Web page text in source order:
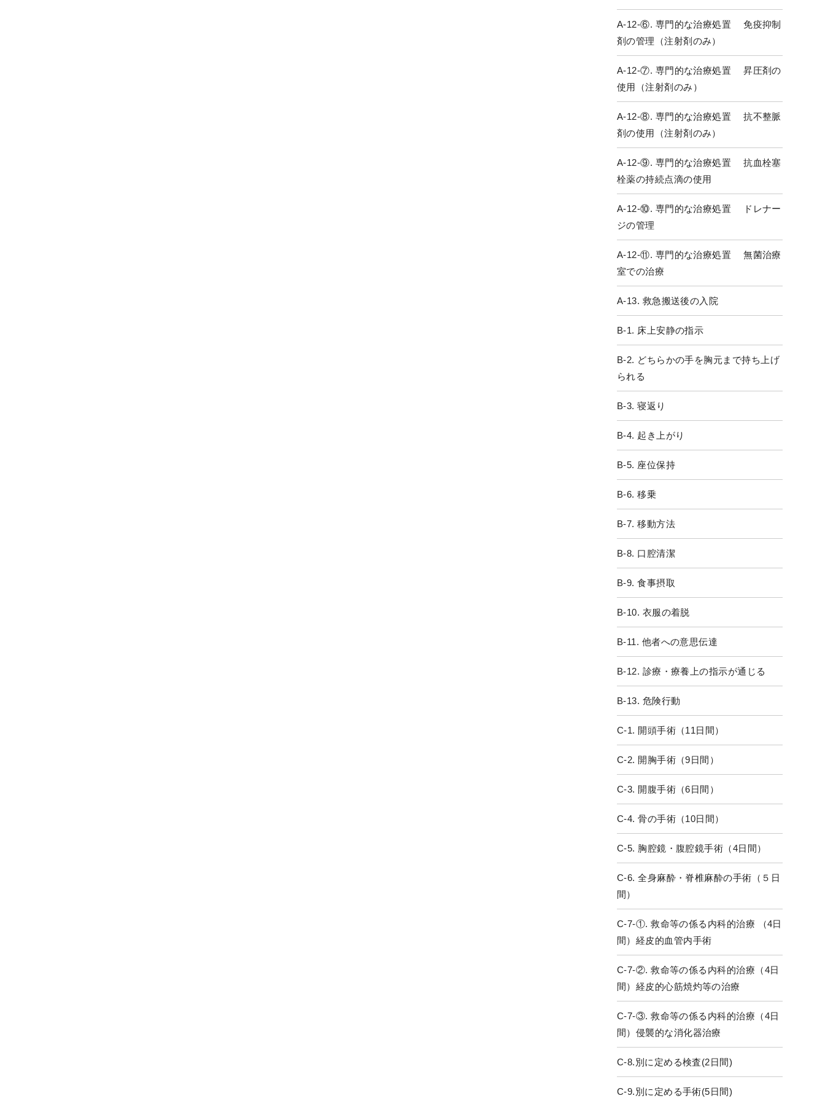
A-12-⑥. 専門的な治療処置 免疫抑制
剤の管理（注射剤のみ）
A-12-⑦. 専門的な治療処置 昇圧剤の
使用（注射剤のみ）
A-12-⑧. 専門的な治療処置 抗不整脈
剤の使用（注射剤のみ）
A-12-⑨. 専門的な治療処置 抗血栓塞
栓薬の持続点滴の使用
A-12-⑩. 専門的な治療処置 ドレナー
ジの管理
A-12-⑪. 専門的な治療処置 無菌治療
室での治療
A-13. 救急搬送後の入院
B-1. 床上安静の指示
B-2. どちらかの手を胸元まで持ち上げ
られる
B-3. 寝返り
B-4. 起き上がり
B-5. 座位保持
B-6. 移乗
B-7. 移動方法
B-8. 口腔清潔
B-9. 食事摂取
B-10. 衣服の着脱
B-11. 他者への意思伝達
B-12. 診療・療養上の指示が通じる
B-13. 危険行動
C-1. 開頭手術（11日間）
C-2. 開胸手術（9日間）
C-3. 開腹手術（6日間）
C-4. 骨の手術（10日間）
C-5. 胸腔鏡・腹腔鏡手術（4日間）
C-6. 全身麻酔・脊椎麻酔の手術（５日
間）
C-7-①. 救命等の係る内科的治療 （4日
間）経皮的血管内手術
C-7-②. 救命等の係る内科的治療（4日
間）経皮的心筋焼灼等の治療
C-7-③. 救命等の係る内科的治療（4日
間）侵襲的な消化器治療
C-8.別に定める検査(2日間)
C-9.別に定める手術(5日間)